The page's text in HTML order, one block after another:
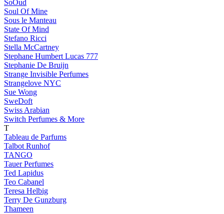
SoOud
Soul Of Mine
Sous le Manteau
State Of Mind
Stefano Ricci
Stella McCartney
Stephane Humbert Lucas 777
Stephanie De Bruijn
Strange Invisible Perfumes
Strangelove NYC
Sue Wong
SweDoft
Swiss Arabian
Switch Perfumes & More
T
Tableau de Parfums
Talbot Runhof
TANGO
Tauer Perfumes
Ted Lapidus
Teo Cabanel
Teresa Helbig
Terry De Gunzburg
Thameen